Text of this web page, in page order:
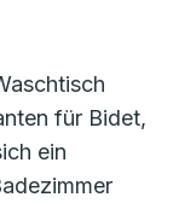
für Bidet,
ein